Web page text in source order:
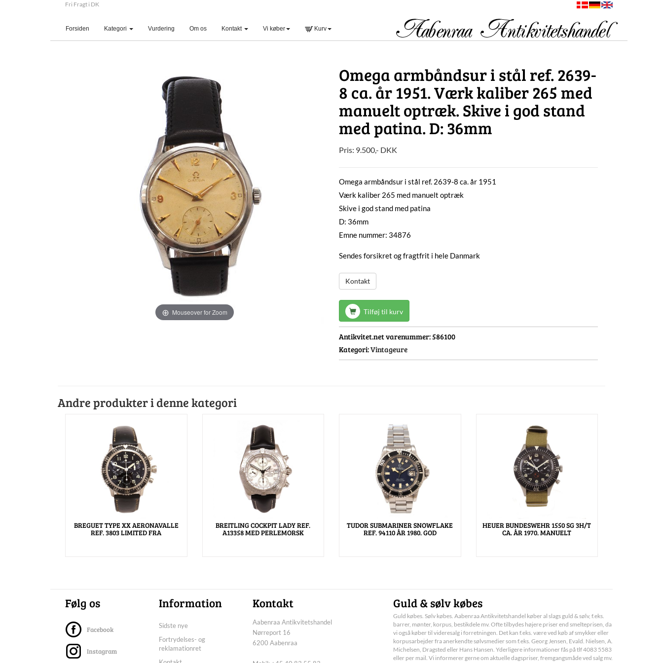
Fri Fragt i DK
Forsiden (current)Kategori Vurdering Om os Kontakt Vi køber Kurv
Mouseover for Zoom
Omega armbåndsur i stål ref. 2639-
8 ca. år 1951. Værk kaliber 265 med
manuelt optræk. Skive i god stand
med patina. D: 36mm
Pris: 9.500,- DKK
Omega armbåndsur i stål ref. 2639-8 ca. år 1951
Værk kaliber 265 med manuelt optræk
Skive i god stand med patina
D: 36mm
Emne nummer: 34876
Sendes forsikret og fragtfrit i hele Danmark
Kontakt
Tilføj til kurv
Antikvitet.net varenummer:586100
Kategori:Vintageure
Andre produkter i denne kategori
BREGUET TYPE XX AERONAVALLE
REF. 3803 LIMITED FRA
BREITLING COCKPIT LADY REF.
A13358 MED PERLEMORSK
TUDOR SUBMARINER SNOWFLAKE
REF. 94110 ÅR 1980. GOD
HEUER BUNDESWEHR 1550 SG 3H/T
CA. ÅR 1970. MANUELT
Følg os
Facebook
Instagram
Information
Sidste nye
Fortrydelses- og
reklamationret
Kontakt
Aabenraa Antikvitetshandel
Nørreport 16
6200 Aabenraa
Guld & sølv købes
Guld købes. Sølv købes. Aabenraa Antikvitetshandel køber al slags guld & sølv, f.eks.
barrer, mønter, korpus, bestikdele mv. Ofte tilbydes højere priser end smelteprisen, da
vi også køber til videresalg i forretningen. Det kan f.eks. være ved køb af smykker eller
korpusarbejder fra anerkendte sølvsmedier som f.eks. Georg Jensen, Evald. Nielsen, A.
Michelsen, Dragsted eller Hans Hansen. Yderligere informationer fås på tlf 4083 5583
eller per mail. Vi informerer gerne om aktuelle dagspriser, fremgangsmåde ved salg mv.